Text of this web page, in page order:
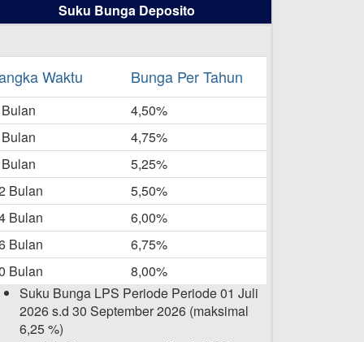
Daftar Pemenang Undian
16-06-2025
Daftar Pemenang Undian
TAMASHA Bulan Mei 2025
20-05-2025
Laporan Keuangan Berkelanjutan
2025
Daftar Pemenang Undian
TAMASHA Bulan April 2025
Pengumuman Nama Baru
Perusahaan
03-03-2025
Suku Bunga Deposito
Waktu Bunga Per Tahun
4,50%
4,75%
5,25%
Bulan
5,50%
Bulan
6,00%
Bulan
6,75%
Bulan
8,00%
Suku Bunga LPS Periode Periode 01 Juli
2026 s.d 30 September 2026 (maksimal
6,25 %)